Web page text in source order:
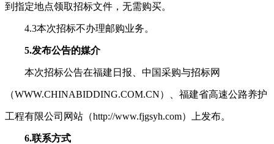
到指定地点领取招标文件，无需购买。
4.3本次招标不办理邮购业务。
5.发布公告的媒介
本次招标公告在福建日报、中国采购与招标网
（WWW.CHINABIDDING.COM.CN）、 福建省高速公路养护
工程有限公司 网站 （http://www.fjgsyh.com） 上发布。
6.联系方式